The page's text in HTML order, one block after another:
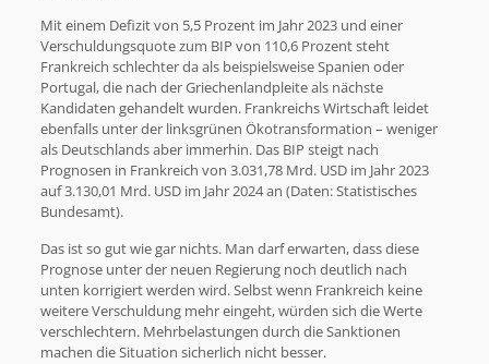
Mit einem Defizit von 5,5 Prozent im Jahr 2023 und einer
Verschuldungsquote zum BIP von 110,6 Prozent steht
Frankreich schlechter da als beispielsweise Spanien oder
Portugal, die nach der Griechenlandpleite als nächste
Kandidaten gehandelt wurden. Frankreichs Wirtschaft leidet
ebenfalls unter der linksgrünen Ökotransformation – weniger
als Deutschlands aber immerhin. Das BIP steigt nach
Prognosen in Frankreich von 3.031,78 Mrd. USD im Jahr 2023
auf 3.130,01 Mrd. USD im Jahr 2024 an (Daten: Statistisches
Bundesamt).
Das ist so gut wie gar nichts. Man darf erwarten, dass diese
Prognose unter der neuen Regierung noch deutlich nach
unten korrigiert werden wird. Selbst wenn Frankreich keine
weitere Verschuldung mehr eingeht, würden sich die Werte
verschlechtern. Mehrbelastungen durch die Sanktionen
machen die Situation sicherlich nicht besser.